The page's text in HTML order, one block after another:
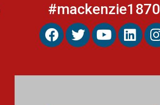
#mackenzie1870